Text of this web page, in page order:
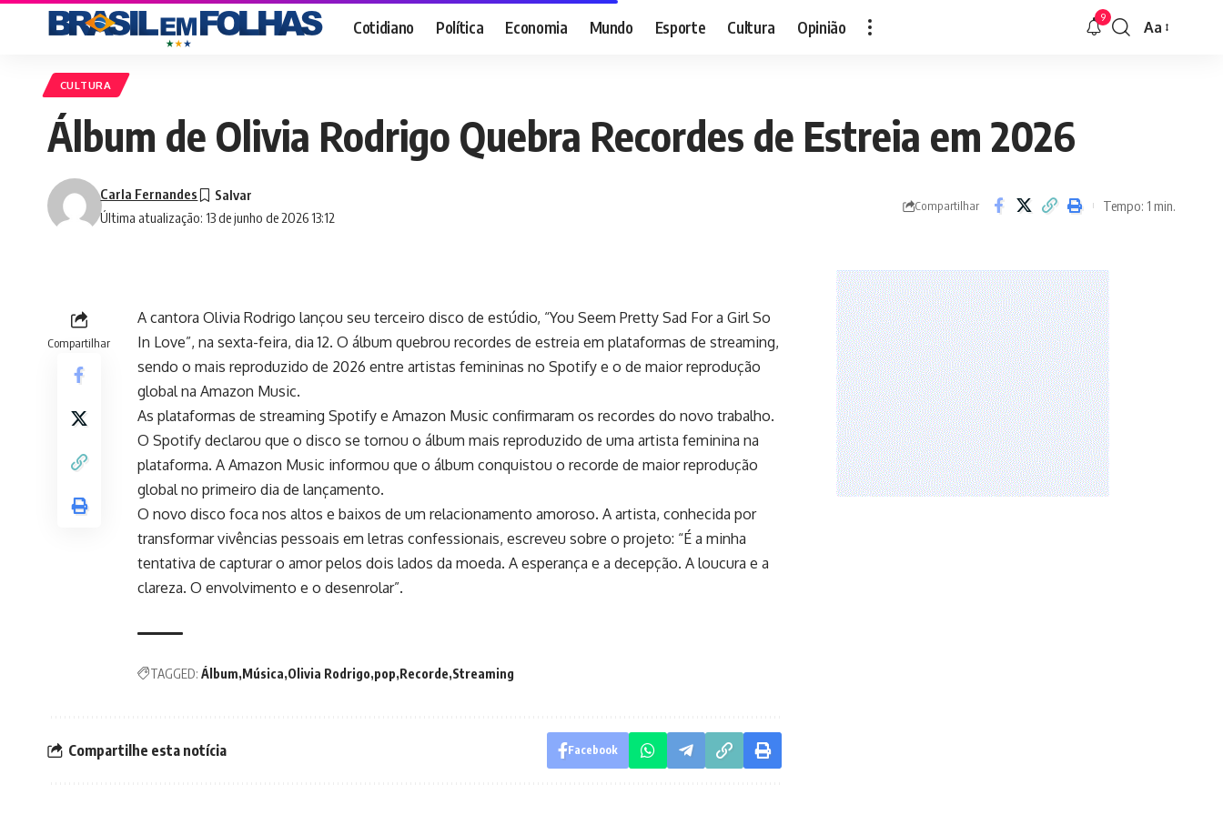
Cotidiano Política Economia Mundo Esporte Cultura Opinião 9
Font
Aa
CULTURA
Álbum de Olivia Rodrigo Quebra Recordes de Estreia em 2026
Última atualização: 13 de junho de 2026 13:12
Carla Fernandes
Compartilhar Tempo: 1 min.
Compartilhar
A cantora Olivia Rodrigo lançou seu terceiro disco de estúdio, “You Seem Pretty Sad For a Girl So
In Love”, na sexta-feira, dia 12. O álbum quebrou recordes de estreia em plataformas de streaming,
sendo o mais reproduzido de 2026 entre artistas femininas no Spotify e o de maior reprodução
global na Amazon Music.
As plataformas de streaming Spotify e Amazon Music confirmaram os recordes do novo trabalho.
O Spotify declarou que o disco se tornou o álbum mais reproduzido de uma artista feminina na
plataforma. A Amazon Music informou que o álbum conquistou o recorde de maior reprodução
global no primeiro dia de lançamento.
O novo disco foca nos altos e baixos de um relacionamento amoroso. A artista, conhecida por
transformar vivências pessoais em letras confessionais, escreveu sobre o projeto: “É a minha
tentativa de capturar o amor pelos dois lados da moeda. A esperança e a decepção. A loucura e a
clareza. O envolvimento e o desenrolar”.
TAGGED: Álbum Música Olivia Rodrigo pop Recorde Streaming
Compartilhe esta notícia Facebook